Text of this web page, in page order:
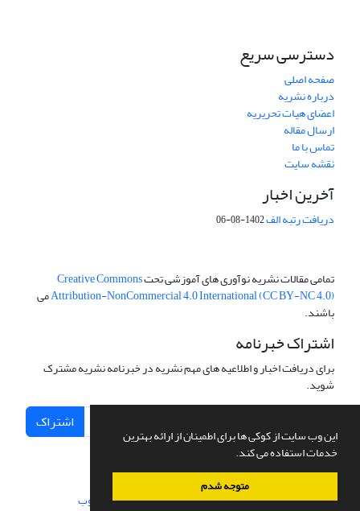
این وب سایت از کوکی ها برای اطمینان از ارائه بهترین
خدمات استفاده می کند.
متوجه شدم
دسترسی سریع
صفحه اصلی
درباره نشریه
اعضای هیات تحریریه
ارسال مقاله
تماس با ما
نقشه سایت
آخرین اخبار
دریافت رتبه الف1402-08-06
تمامی مقالات نشریه نوآوری های آموزشی تحتCreative Commons
Attribution-NonCommercial 4.0 International (CC BY-NC 4.0)می
باشند.
اشتراک خبرنامه
برای دریافت اخبار و اطلاعیه های مهم نشریه در خبرنامه نشریه مشترک
شوید.
اشتراک
سامانه مدیریت نشریات علمی.طراحی و پیاده سازی از سیناوب